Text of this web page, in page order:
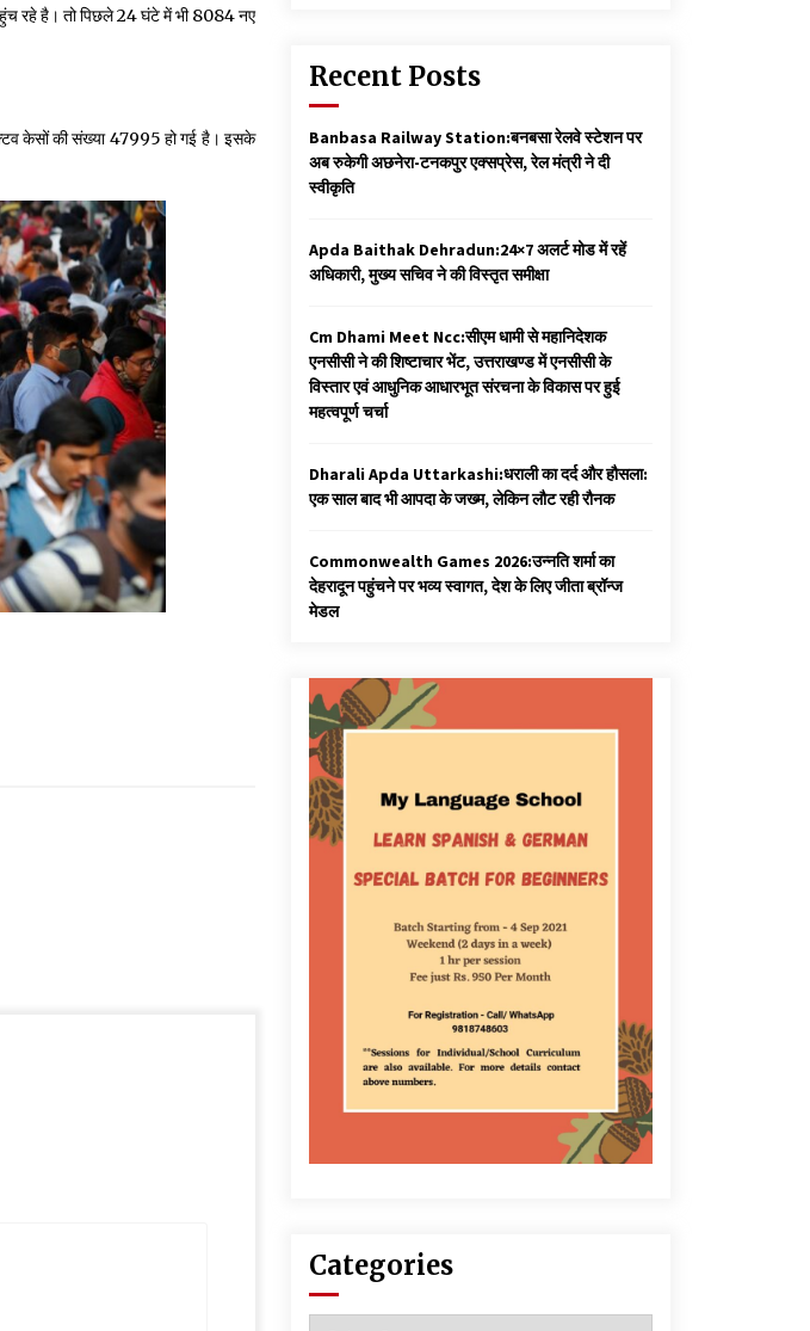
रहे है। तो पिछले 24 घंटे में भी 8084 नए
केसों की संख्या 47995 हो गई है। इसके
Recent Posts
Banbasa Railway Station:बनबसा रेलवे स्टेशन पर
अब रुकेगी अछनेरा-टनकपुर एक्सप्रेस, रेल मंत्री ने दी
स्वीकृति
Apda Baithak Dehradun:24×7 अलर्ट मोड में रहें
अधिकारी, मुख्य सचिव ने की विस्तृत समीक्षा
Cm Dhami Meet Ncc:सीएम धामी से महानिदेशक
एनसीसी ने की शिष्टाचार भेंट, उत्तराखण्ड में एनसीसी के
विस्तार एवं आधुनिक आधारभूत संरचना के विकास पर हुई
महत्वपूर्ण चर्चा
Dharali Apda Uttarkashi:धराली का दर्द और हौसला:
एक साल बाद भी आपदा के जख्म, लेकिन लौट रही रौनक
Commonwealth Games 2026:उन्नति शर्मा का
देहरादून पहुंचने पर भव्य स्वागत, देश के लिए जीता ब्रॉन्ज
मेडल
Categories